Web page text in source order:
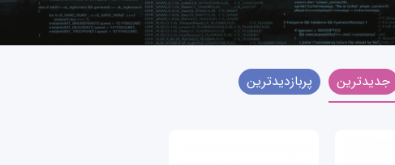
جدیدترین پربازدیدترین